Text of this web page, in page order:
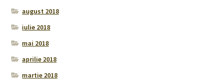
august 2018
iulie 2018
mai 2018
aprilie 2018
martie 2018